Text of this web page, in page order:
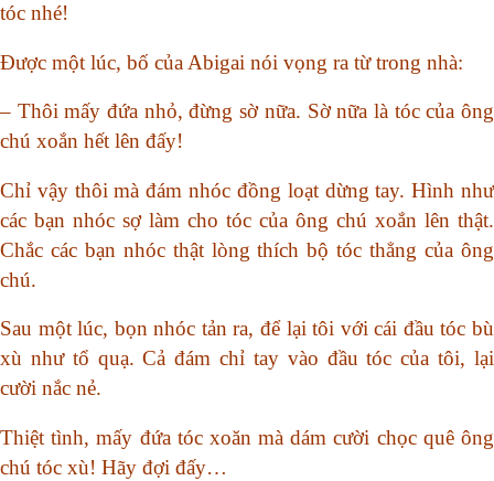
tóc nhé!
Được một lúc, bố của Abigai nói vọng ra từ trong nhà:
– Thôi mấy đứa nhỏ, đừng sờ nữa. Sờ nữa là tóc của ông
chú xoắn hết lên đấy!
Chỉ vậy thôi mà đám nhóc đồng loạt dừng tay. Hình như
các bạn nhóc sợ làm cho tóc của ông chú xoắn lên thật.
Chắc các bạn nhóc thật lòng thích bộ tóc thẳng của ông
chú.
Sau một lúc, bọn nhóc tản ra, để lại tôi với cái đầu tóc bù
xù như tổ quạ. Cả đám chỉ tay vào đầu tóc của tôi, lại
cười nắc nẻ.
Thiệt tình, mấy đứa tóc xoăn mà dám cười chọc quê ông
chú tóc xù! Hãy đợi đấy…